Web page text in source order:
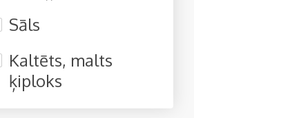
Sāls
Kaltēts, malts
ķiploks